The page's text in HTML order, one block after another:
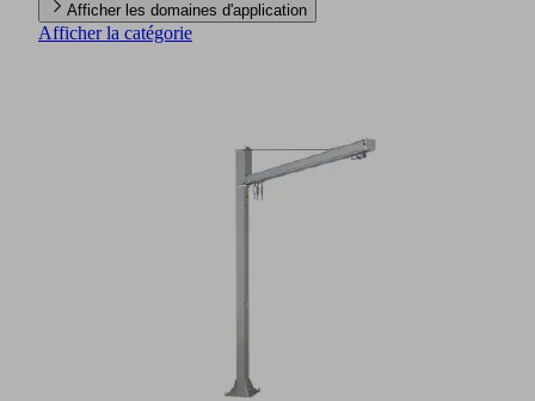
Afficher les domaines d'application
Afficher la catégorie